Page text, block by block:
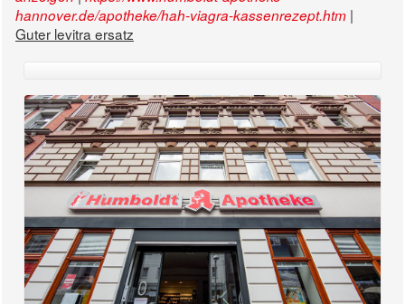
hannover.de/apotheke/hah-viagra-kassenrezept.htm |
Guter levitra ersatz